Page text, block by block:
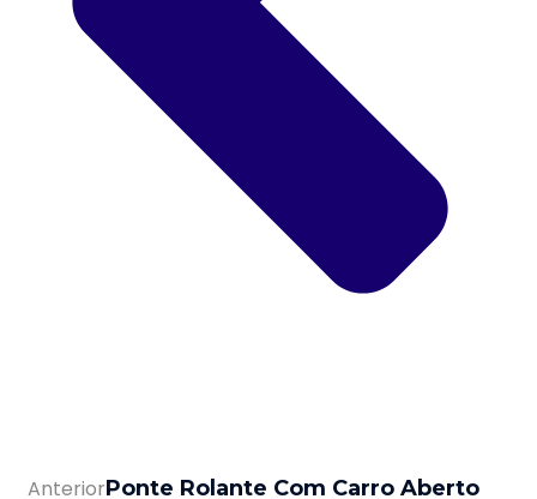
AnteriorPonte Rolante Com Carro Aberto